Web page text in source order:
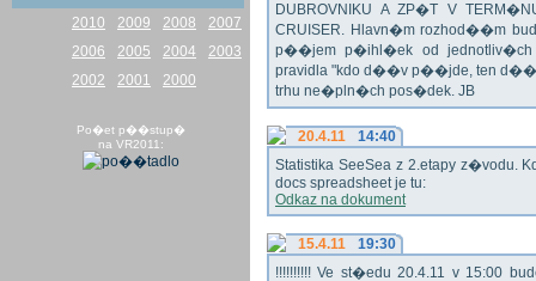
2010
2009 2008
2007
2006
2005 2004
2003
2002
2001 2000
Po�et p��stup�
na VR2011:
DUBROVNIKU A ZP�T V
CRUISER. Hlavn�m rozhod��m
p��jem p�ihl�ek od
pravidla "kdo d��v p��jde, ten
trhu ne�pln�ch pos�dek. JB
20.4.11
14:40
Statistika SeeSea z 2.etapy z�vodu.
docs spreadsheet je tu:
Odkaz na dokument
15.4.11
19:30
!!!!!!!!!! Ve st�edu 20.4.11 v 15:00